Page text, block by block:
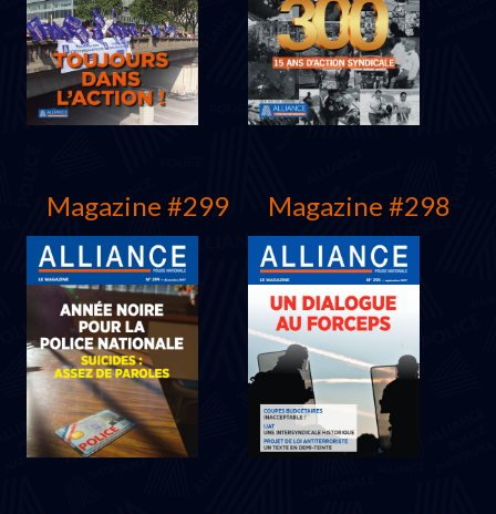
Décembre 2018 Novembre 2018
Juin 2018 Mars 2018
Magazine #299 Magazine #298